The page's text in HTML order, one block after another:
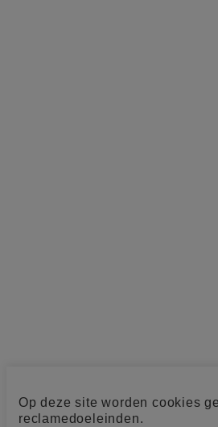
Op deze site worden cookies
reclamedoeleinden.